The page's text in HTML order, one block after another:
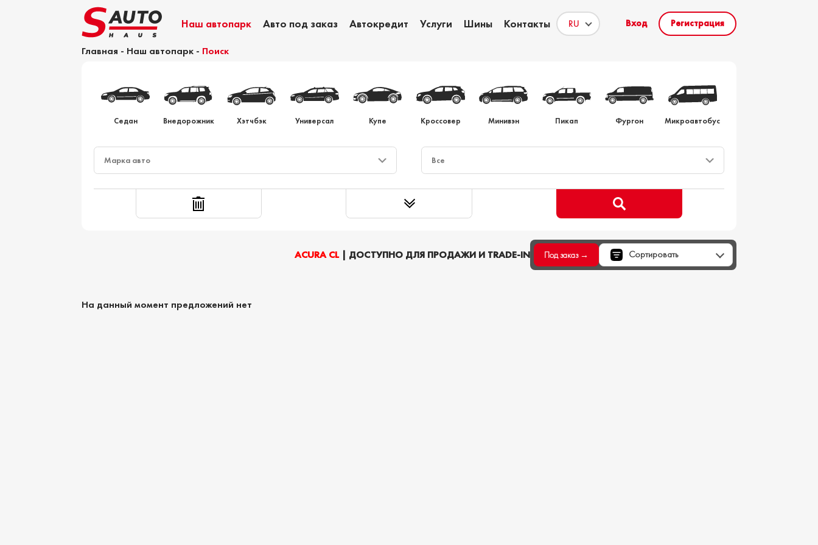
Наш автопарк Авто под заказ Автокредит Услуги Шины Контакты Вход Регистрация
Главная - Наш автопарк - Поиск
Калькулятор растаможки Обмен авто Авто на заказ
Седан Внедорожник Хэтчбэк Универсал Купе Кроссовер Минивэн Пикап Фургон Микроавтобус
ACURA CL| ДОСТУПНО ДЛЯ ПРОДАЖИ И TRADE-IN Под заказ → Сортировать
На данный момент предложений нет